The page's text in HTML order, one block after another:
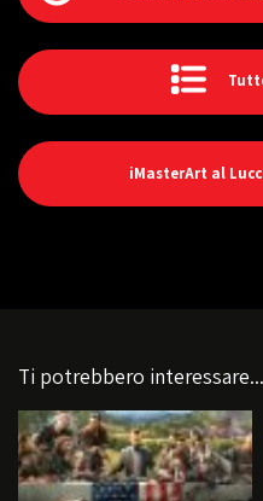
iMasterArt al
Ti potrebbero interessare...